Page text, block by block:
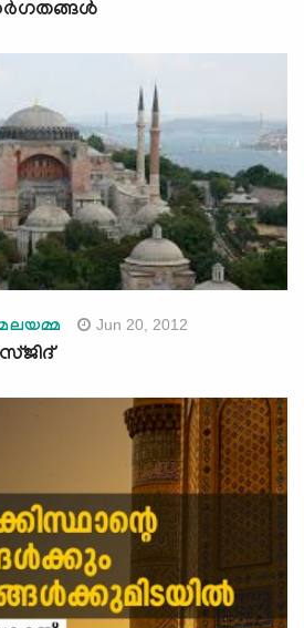
Jun 20, 2012